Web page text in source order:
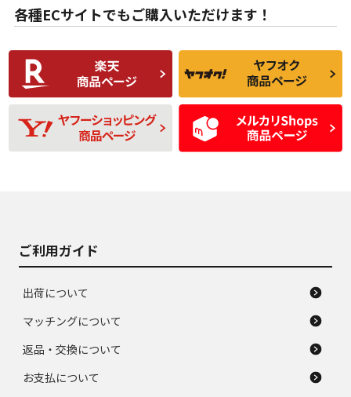
な中古品
んどない中古品
C
比較的きれいな中古
品
C
られるが、使用に問
題のない中古品
D
使用感や目立つ傷が
あり、一般的な中古
品
D
残り溝も少なく、偏
磨耗がみられ、短期
間使用できるくらい
の中古品
各種ECサイトでもご購入いただけます！
ご利用ガイド
出荷について
マッチングについて
返品・交換について
お支払について